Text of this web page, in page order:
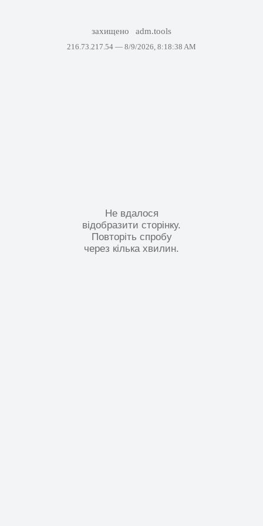
захищено adm.tools
216.73.217.54 — 8/9/2026, 8:18:38 AM
Не вдалося
відобразити сторінку.
Повторіть спробу
через кілька хвилин.